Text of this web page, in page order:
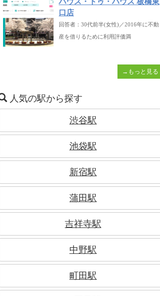
口店
回答者：30代前半(女性)／2016年に不動
産を借りるために利用評価満
→もっと見る
人気の駅から探す
渋谷駅
池袋駅
新宿駅
蒲田駅
吉祥寺駅
中野駅
町田駅